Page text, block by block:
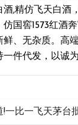
,精仿飞天白酒
国窖1573红酒
鲜、无杂质。高
件代发，以诚
!一比一飞天茅台